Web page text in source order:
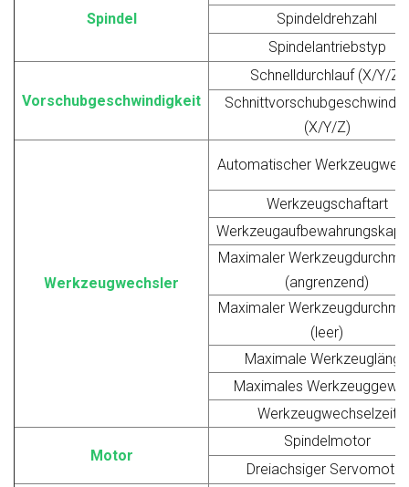
Spindel
Spindeldrehzahl
Spindelantriebstyp
Vorschubgeschwindigkeit
Schnelldurchlauf (X/Y/Z)
(X/Y/Z)
Werkzeugwechsler
Automatischer
Werkzeugschaftart
Maximaler
(angrenzend)
Maximaler
(leer)
Maximale Werkzeuglänge
Maximales
Werkzeugwechselzeit
Motor
Spindelmotor
Dreiachsiger Servomotor